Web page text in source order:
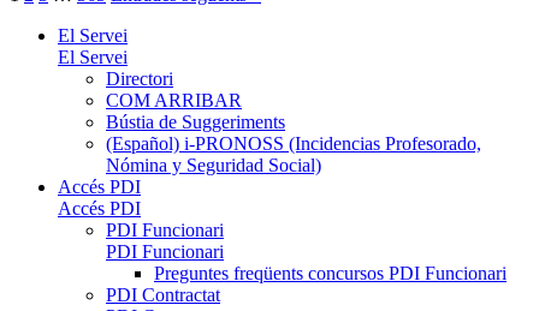
El Servei
El Servei
Directori
COM ARRIBAR
Bústia de Suggeriments
(Español) i-PRONOSS (Incidencias Profesorado,
Nómina y Seguridad Social)
Accés PDI
Accés PDI
PDI Funcionari
PDI Funcionari
Preguntes freqüents concursos PDI Funcionari
PDI Contractat